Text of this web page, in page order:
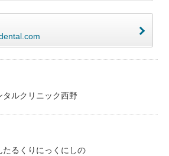
タルクリニック西野
るくりにっくにしの